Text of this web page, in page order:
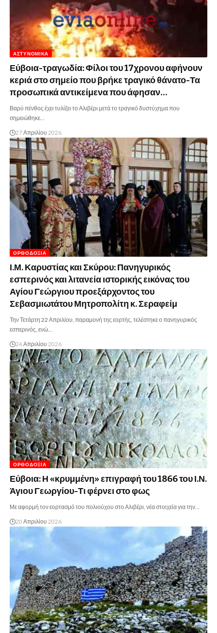
ΑΣΤΥΝΟΜΙΚΆ
Εύβοια-τραγωδία: Φίλοι του 17χρονου αφήνουν
κεριά στο σημείο που βρήκε τραγικό θάνατο-Τα
προσωπικά αντικείμενα που άφησαν…
Βαρύ πένθος έχει τυλίξει το Αλιβέρι μετά το τραγικό δυστύχημα που
σημειώθηκε…
27 Απριλίου 2026
ΟΡΘΟΔΟΞΊΑ
Ι.Μ. Καρυστίας και Σκύρου: Πανηγυρικός
εσπερινός και λιτανεία ιστορικής εικόνας του
Αγίου Γεώργιου προεξάρχοντος του
Σεβασμιωτάτου Μητροπολίτη κ. Σεραφείμ
Την Τετάρτη 22 Απριλίου, παραμονή της εορτής, τελέστηκε ο πανηγυρικός
εσπερινός, ενώ…
24 Απριλίου 2026
ΟΡΘΟΔΟΞΊΑ
Εύβοια: Η «κρυμμένη» επιγραφή του 1866 του Ι.Ν.
Άγιου Γεωργίου-Τι φέρνει στο φως
Με αφορμή τον εορτασμό του πολιούχου στο Αλιβέρι, νέα στοιχεία για την…
20 Απριλίου 2026